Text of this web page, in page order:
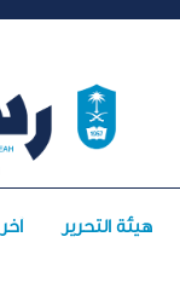
هيئة التحرير